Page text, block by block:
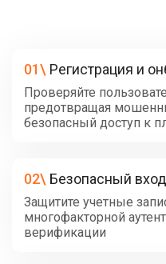
01\ Регистрация и
Проверяйте
предотвращая
безопасный доступ к
02\ Безопасный
Защитите учетные
многофакторной
верификации